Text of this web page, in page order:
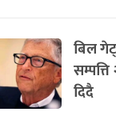
बिल
सम्पत्ति
दिदै